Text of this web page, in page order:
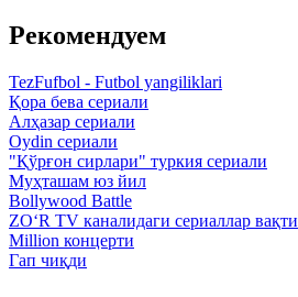
Рекомендуем
TezFufbol - Futbol yangiliklari
Қора бева сериали
Алҳазар сериали
Oydin сериали
"Қўрғон сирлари" туркия сериали
Муҳташам юз йил
Bollywood Battle
ZO‘R TV каналидаги сериаллар вақти
Million концерти
Гап чиқди